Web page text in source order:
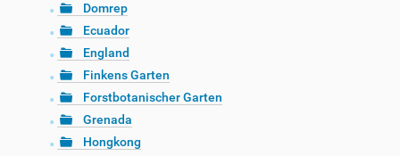
Domrep
Ecuador
England
Finkens Garten
Forstbotanischer Garten
Grenada
Hongkong